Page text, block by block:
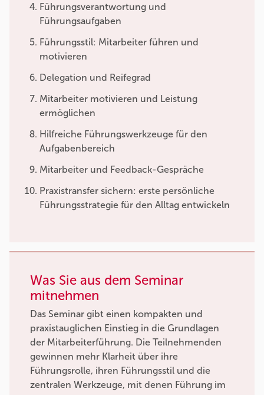
Führungsverantwortung und
Führungsaufgaben
Führungsstil: Mitarbeiter führen und
motivieren
Delegation und Reifegrad
Mitarbeiter motivieren und Leistung
ermöglichen
Hilfreiche Führungswerkzeuge für den
Aufgabenbereich
Mitarbeiter und Feedback-Gespräche
Praxistransfer sichern: erste persönliche
Führungsstrategie für den Alltag entwickeln
Was Sie aus dem Seminar
mitnehmen
Das Seminar gibt einen kompakten und
praxistauglichen Einstieg in die Grundlagen
der Mitarbeiterführung. Die Teilnehmenden
gewinnen mehr Klarheit über ihre
Führungsrolle, ihren Führungsstil und die
zentralen Werkzeuge, mit denen Führung im